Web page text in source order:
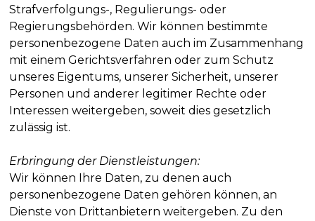
Strafverfolgungs-, Regulierungs- oder
Regierungsbehörden. Wir können bestimmte
personenbezogene Daten auch im Zusammenhang
mit einem Gerichtsverfahren oder zum Schutz
unseres Eigentums, unserer Sicherheit, unserer
Personen und anderer legitimer Rechte oder
Interessen weitergeben, soweit dies gesetzlich
zulässig ist.
Erbringung der Dienstleistungen:
Wir können Ihre Daten, zu denen auch
personenbezogene Daten gehören können, an
Dienste von Drittanbietern weitergeben. Zu den